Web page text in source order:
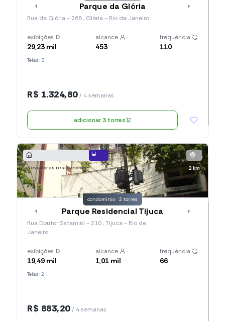
Parque da Glória
Rua da Glória - 268 , Glória - Rio de Janeiro
exibições
29,23 mil
alcance
453
frequência
110
Telas: 3
R$ 1.324,80/ 4 semanas
adicionar 3 torres
elevadores residenciais digital
2 km
condomínio · 2 torres
Parque Residencial Tijuca
Rua Doutor Satamini - 210 , Tijuca - Rio de
Janeiro
exibições
19,49 mil
alcance
1,01 mil
frequência
66
Telas: 2
R$ 883,20/ 4 semanas